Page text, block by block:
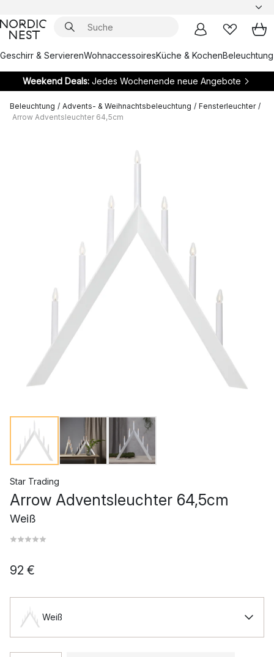
Geschirr & ServierenWohnaccessoiresKüche & KochenBeleuchtung
Weekend Deals:Jedes Wochenende neue Angebote
Beleuchtung / Advents- & Weihnachtsbeleuchtung / Fensterleuchter /
Arrow Adventsleuchter 64,5cm
Star Trading
Arrow Adventsleuchter 64,5cm
Weiß
92 €
Weiß